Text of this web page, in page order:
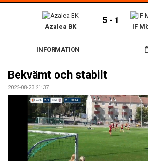
MATCHER
TRUPPEN
KONTAKT
Azalea BK
5 - 1
IF
INFORMATION
Bekvämt och stabilt
2022-08-23 21:37